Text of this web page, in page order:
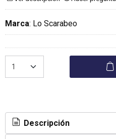
Marca: Lo Scarabeo
Descripción